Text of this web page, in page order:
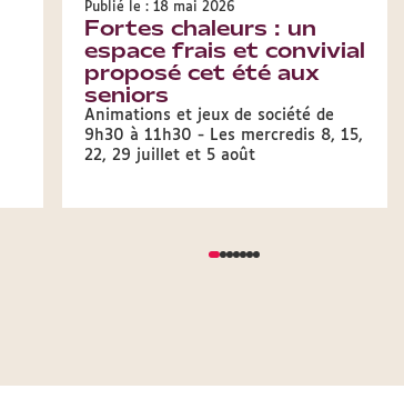
Publié le : 18 mai 2026
Fortes chaleurs : un
espace frais et convivial
proposé cet été aux
seniors
Animations et jeux de société de
9h30 à 11h30 - Les mercredis 8, 15,
22, 29 juillet et 5 août